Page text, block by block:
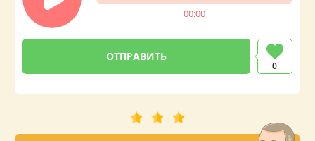
00:00
0